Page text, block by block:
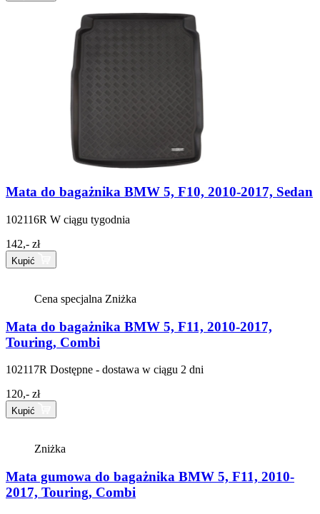
Mata do bagażnika BMW 5, F10, 2010-2017, Sedan
102116R W ciągu tygodnia
142,- zł
Kupić
Cena specjalna Zniżka
Mata do bagażnika BMW 5, F11, 2010-2017,
Touring, Combi
102117R Dostępne - dostawa w ciągu 2 dni
120,- zł
Kupić
Zniżka
Mata gumowa do bagażnika BMW 5, F11, 2010-
2017, Touring, Combi